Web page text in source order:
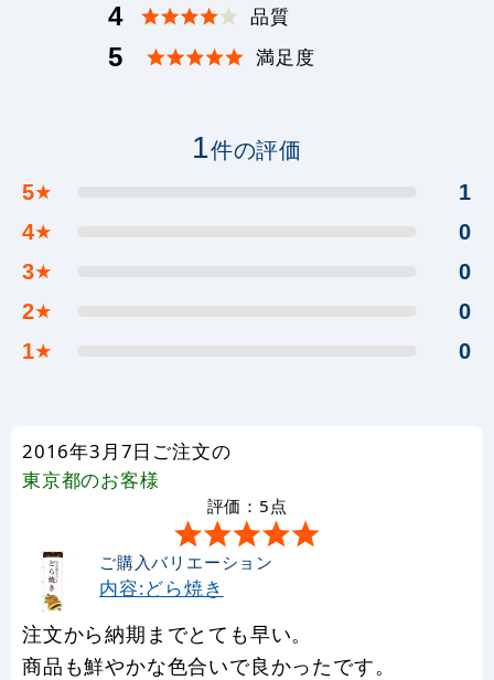
4 品質
5 満足度
1件の評価
5★
1
4★
0
3★
0
2★
0
1★ 0
2016年3月7日ご注文の
東京都のお客様
評価：5点
ご購入バリエーション
内容:どら焼き
注文から納期までとても早い。
商品も鮮やかな色合いで良かったです。